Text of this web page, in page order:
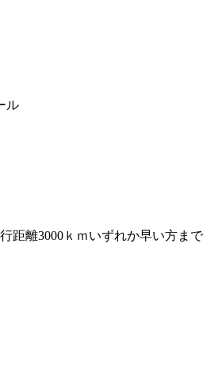
ル
距離3000ｋｍいずれか早い方まで